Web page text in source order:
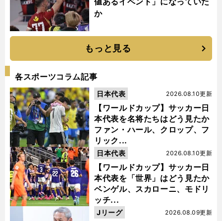
か
もっと見る
各スポーツコラム記事
【ワールドカップ】サッカー日
本代表を名将たちはどう見たか
ファン・ハール、クロップ、フ
リック...
2026.08.10更新
日本代表
【ワールドカップ】サッカー日
本代表を「世界」はどう見たか
ベンゲル、スカローニ、モドリ
ッチ...
2026.08.10更新
日本代表
2026.08.09更新
Jリーグ